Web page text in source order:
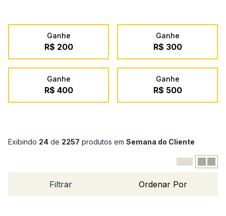
Ganhe
R$ 200
Ganhe
R$ 300
Ganhe
R$ 400
Ganhe
R$ 500
Exibindo 24 de 2257 produtos em Semana do Cliente
Filtrar Ordenar Por